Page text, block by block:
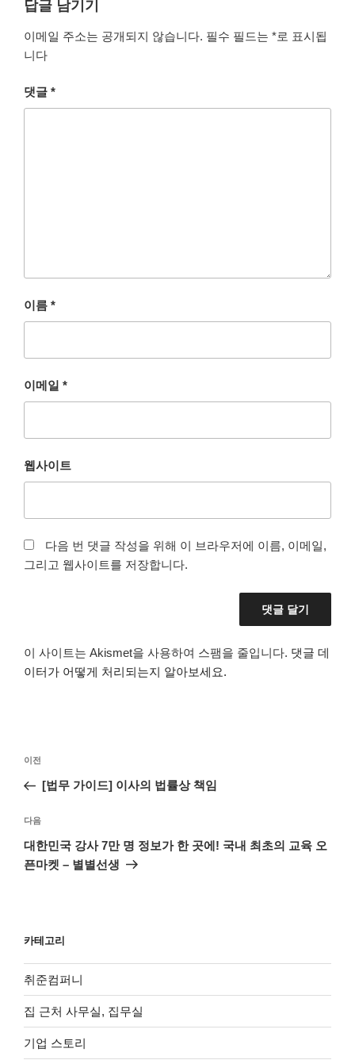
답글 남기기
이메일 주소는 공개되지 않습니다. 필수 필드는 *로 표시됩
니다
댓글 *
이름 *
이메일 *
웹사이트
다음 번 댓글 작성을 위해 이 브라우저에 이름, 이메일,
그리고 웹사이트를 저장합니다.
이 사이트는 Akismet을 사용하여 스팸을 줄입니다. 댓글 데
이터가 어떻게 처리되는지 알아보세요.
색
이
전
이전
[법무 가이드] 이사의 법률상 책임
다
음
글
다음
대한민국 강사 7만 명 정보가 한 곳에! 국내 최초의 교육 오
픈마켓 – 별별선생
카테고리
취준컴퍼니
집 근처 사무실, 집무실
기업 스토리